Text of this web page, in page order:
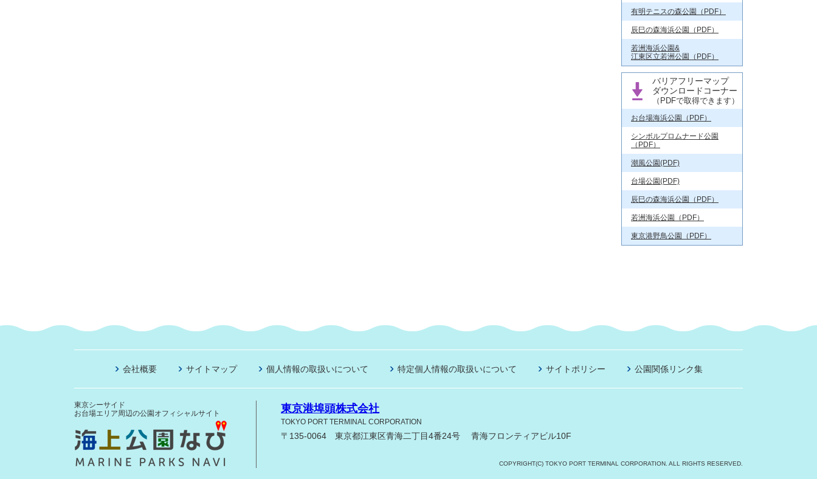
有明テニスの森公園（PDF）
辰巳の森海浜公園（PDF）
若洲海浜公園&
江東区立若洲公園（PDF）
バリアフリーマップ
ダウンロードコーナー
（PDFで取得できます）
お台場海浜公園（PDF）
シンボルプロムナード公園
（PDF）
潮風公園(PDF)
台場公園(PDF)
辰巳の森海浜公園（PDF）
若洲海浜公園（PDF）
東京港野鳥公園（PDF）
会社概要 サイトマップ 個人情報の取扱いについて 特定個人情報の取扱いについて サイトポリシー 公園関係リンク集
東京港埠頭株式会社
TOKYO PORT TERMINAL CORPORATION
〒135-0064 東京都江東区青海二丁目4番24号 青海フロンティアビル10F
東京シーサイド
お台場エリア周辺の公園オフィシャルサイト
COPYRIGHT(C) TOKYO PORT TERMINAL CORPORATION. ALL RIGHTS RESERVED.